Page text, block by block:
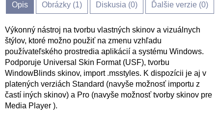
Opis Obrázky (1) Diskusia (0) Ďalšie verzie (0)
Výkonný nástroj na tvorbu vlastných skinov a vizuálnych
štýlov, ktoré možno použiť na zmenu vzhľadu
používateľského prostredia aplikácií a systému Windows.
Podporuje Universal Skin Format (USF), tvorbu
WindowBlinds skinov, import .msstyles. K dispozícii je aj v
platených verziách Standard (navyše možnosť importu z
častí iných skinov) a Pro (navyše možnosť tvorby skinov pre
Media Player ).